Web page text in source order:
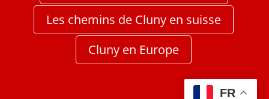
Les chemins de Cluny en suisse
Cluny en Europe
FR